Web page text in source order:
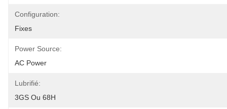
Configuration:
Fixes
Power Source:
AC Power
Lubrifié:
3GS Ou 68H